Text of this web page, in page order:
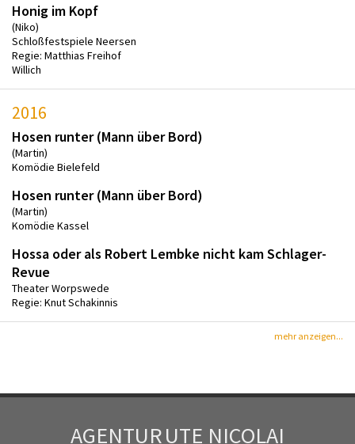
Honig im Kopf
(Niko)
Schloßfestspiele Neersen
Regie: Matthias Freihof
Willich
2016
Hosen runter (Mann über Bord)
(Martin)
Komödie Bielefeld
Hosen runter (Mann über Bord)
(Martin)
Komödie Kassel
Hossa oder als Robert Lembke nicht kam Schlager-
Revue
Theater Worpswede
Regie: Knut Schakinnis
mehr anzeigen...
AGENTURUTE NICOLAI